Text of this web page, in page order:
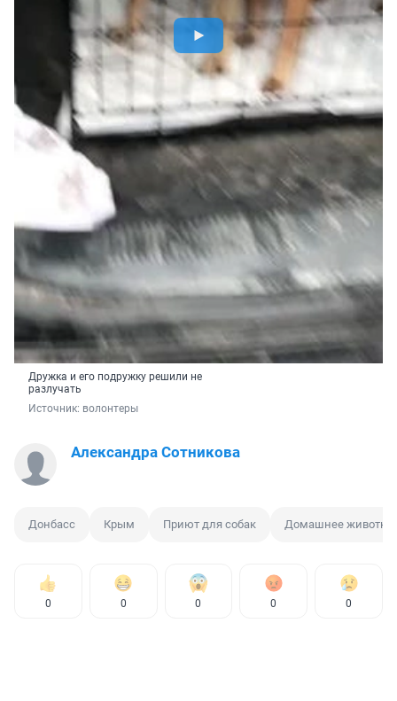
Дружка и его подружку решили не
разлучать
Источник: волонтеры
Александра Сотникова
Донбасс Крым Приют для собак Домашнее
0 0 0 0 0